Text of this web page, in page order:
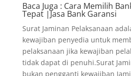
Baca Juga : Cara Memilih
Tepat |Jasa Bank Garansi
Surat Jaminan Pelaksanaan
kewajiban penyedia untuk
pelaksanaan jika kewajiban
tidak dapat di penuhi.Surat
bukan pengganti kewajiban